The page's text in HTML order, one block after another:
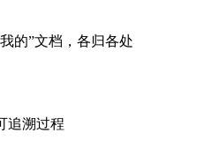
的”文档，各归各处
追溯过程